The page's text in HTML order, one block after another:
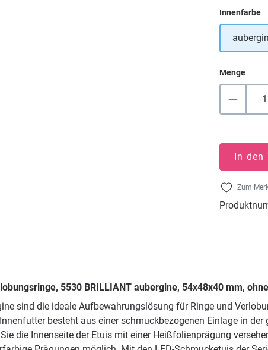
Innenfarbe
Menge
In den
Zum
5530 BRILLIANT aubergine, 54x48x40 mm,
sind die ideale Aufbewahrungslösung für Ringe und
besteht aus einer schmuckbezogenen Einlage in
die Innenseite der Etuis mit einer Heißfolienprägung